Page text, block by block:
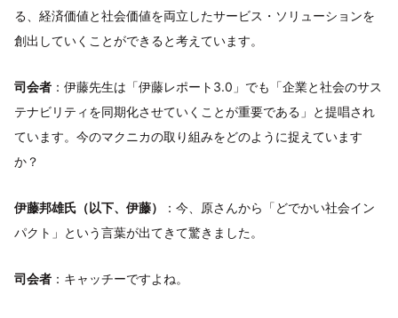
る、経済価値と社会価値を両立したサービス・ソリューションを
創出していくことができると考えています。
司会者 ：伊藤先生は「伊藤レポート3.0」でも「企業と社会のサス
テナビリティを同期化させていくことが重要である」と提唱され
ています。今のマクニカの取り組みをどのように捉えています
か？
伊藤邦雄氏（以下、伊藤）
：今、原さんから「どでかい社会イン
パクト」という言葉が出てきて驚きました。
司会者 ：キャッチーですよね。